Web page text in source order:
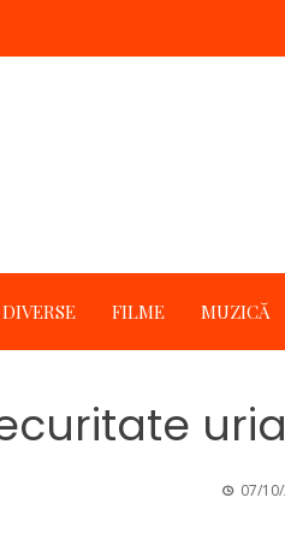
DIVERSE FILME MUZICĂ
07/